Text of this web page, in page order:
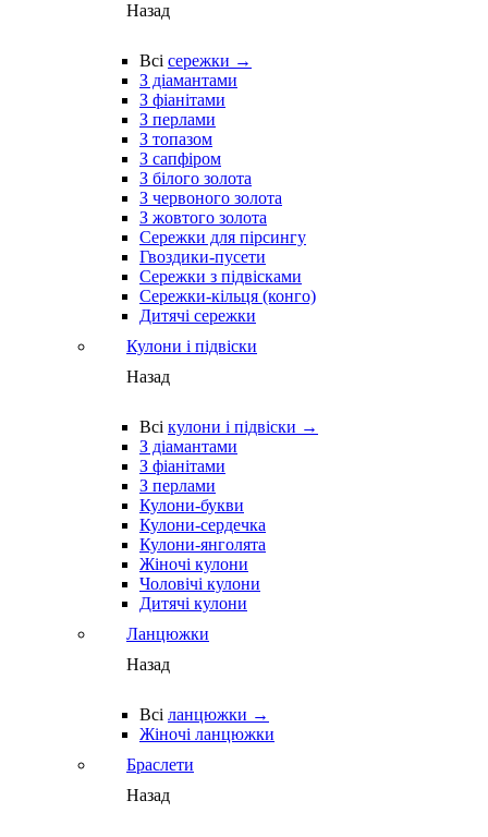
Назад
Всі сережки →
З діамантами
З фіанітами
З перлами
З топазом
З сапфіром
З білого золота
З червоного золота
З жовтого золота
Сережки для пірсингу
Гвоздики-пусети
Сережки з підвісками
Сережки-кільця (конго)
Дитячі сережки
Кулони і підвіски
Назад
Всі кулони і підвіски →
З діамантами
З фіанітами
З перлами
Кулони-букви
Кулони-сердечка
Кулони-янголята
Жіночі кулони
Чоловічі кулони
Дитячі кулони
Ланцюжки
Назад
Всі ланцюжки →
Жіночі ланцюжки
Браслети
Назад